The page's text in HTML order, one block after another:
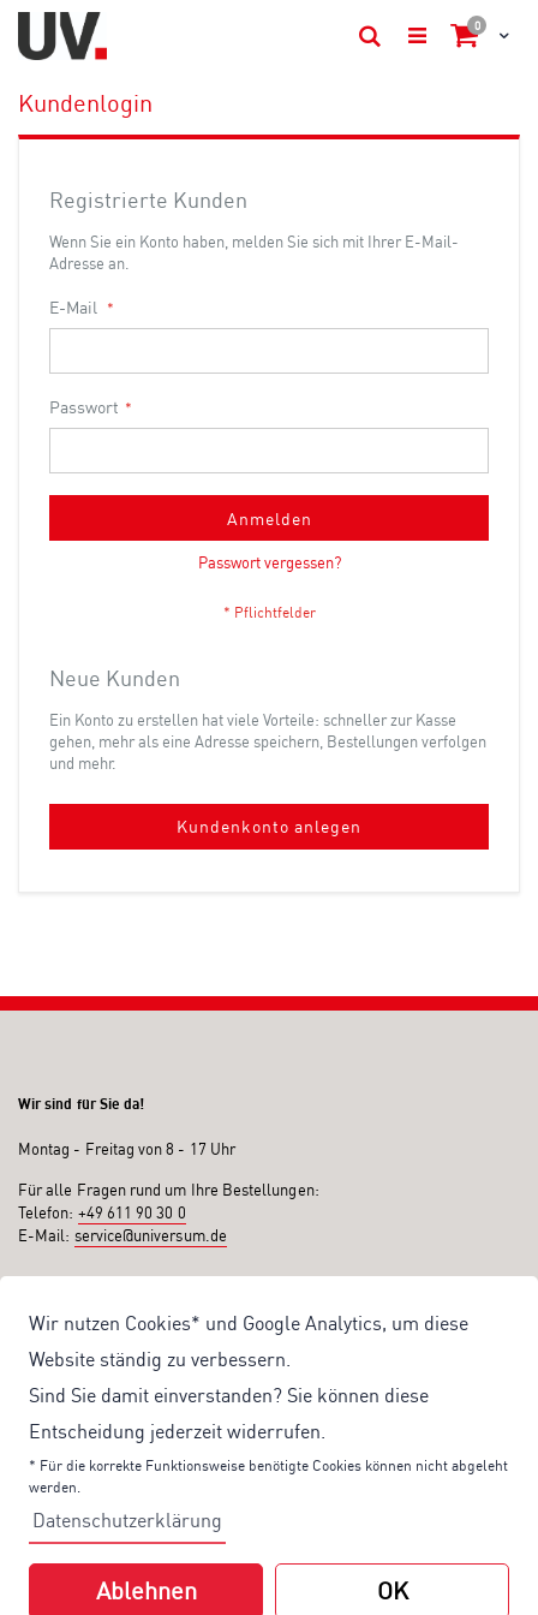
Wir nutzen Cookies* und Google Analytics, um diese
Website ständig zu verbessern.
Sind Sie damit einverstanden? Sie können diese
Entscheidung jederzeit widerrufen.
* Für die korrekte Funktionsweise benötigte Cookies können nicht abgeleht
werden.
Datenschutzerklärung
Ablehnen OK
Cart
0Artikel
Suche
Kundenlogin
Registrierte Kunden
Wenn Sie ein Konto haben, melden Sie sich mit Ihrer E-Mail-
Adresse an.
E-Mail
Passwort
Anmelden
Passwort vergessen?
Neue Kunden
Ein Konto zu erstellen hat viele Vorteile: schneller zur Kasse
gehen, mehr als eine Adresse speichern, Bestellungen verfolgen
und mehr.
Kundenkonto anlegen
Wir sind für Sie da!
Montag - Freitag von 8 - 17 Uhr
Für alle Fragen rund um Ihre Bestellungen:
Telefon: +49 611 90 30 0
E-Mail: service@universum.de
Kostenloser Versand ab 50€ Bestellwert
Sicher Einkaufen: Rechnung, PayPal
Produktentwicklung von eigener Fachredaktion
Sonderaktionen & Preisvorteile
Aktuelle News zu unseren Shop-Angeboten
Mit unserem Newsletter UV-Report informieren wir Sie regelmäßig über
aktuelle Angebote und neue Produkte:
geht es zu unserem Newsletter.